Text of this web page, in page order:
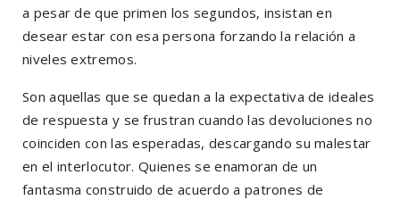
a pesar de que primen los segundos, insistan en
desear estar con esa persona forzando la relación a
niveles extremos.
Son aquellas que se quedan a la expectativa de ideales
de respuesta y se frustran cuando las devoluciones no
coinciden con las esperadas, descargando su malestar
en el interlocutor. Quienes se enamoran de un
fantasma construido de acuerdo a patrones de